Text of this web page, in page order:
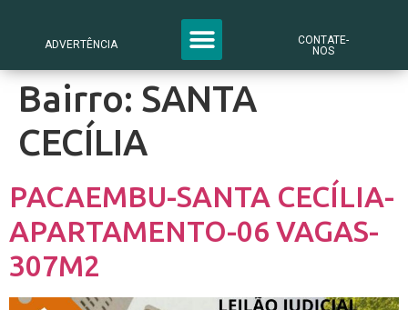
ADVERTÊNCIA
CONTATE-
NOS
Bairro: SANTA
CECÍLIA
PACAEMBU-SANTA CECÍLIA-
APARTAMENTO-06 VAGAS-
307M2